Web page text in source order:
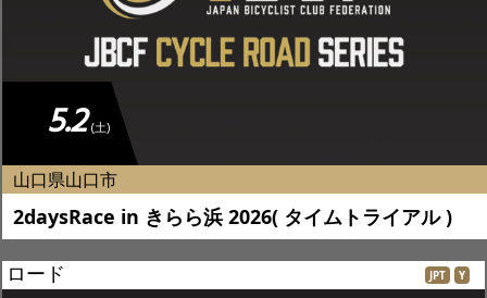
5.2 (土)
山口県山口市
2daysRace in きらら浜 2026( タイムトライアル )
ロード JPT Y